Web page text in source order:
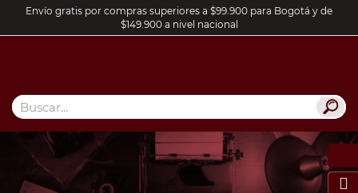
Envío gratis por compras superiores a $99.900 para Bogotá y de
$149.900 a nivel nacional
